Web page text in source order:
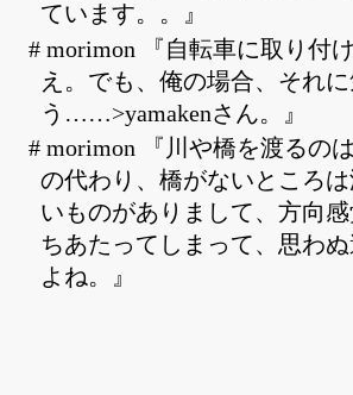
ています。。』
# morimon 『自転車に取り付
え。でも、俺の場合、それ
う……>yamakenさん。』
# morimon 『川や橋を渡るの
の代わり、橋がないところ
いものがありまして、方向
ちあたってしまって、思わ
よね。』